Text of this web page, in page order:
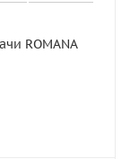
ROMANA